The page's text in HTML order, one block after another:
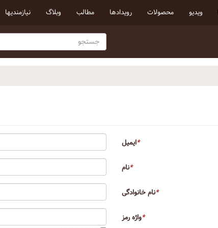
ویدیو محصولات رویداد‌ها مطالب وبلاگ نیازمندیها
*ایمیل
*نام
*نام خانوادگی
*واژه رمز